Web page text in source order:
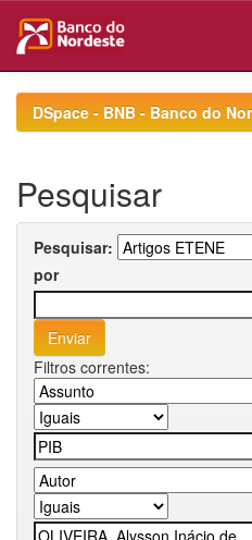
navigationDSpace - BNB - Banco do
Pesquisar
Pesquisar:
por
Filtros correntes: